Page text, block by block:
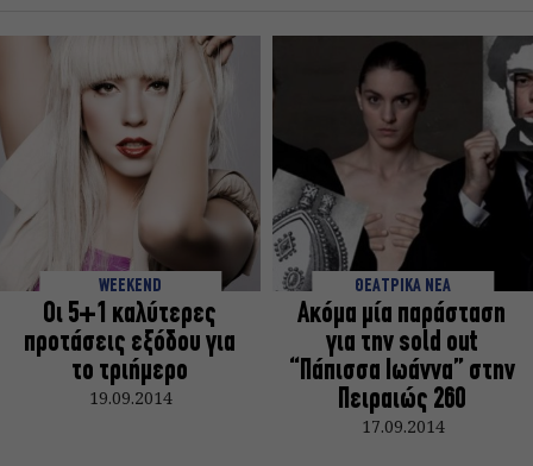
WEEKEND
Oι 5+1 καλύτερες
προτάσεις εξόδου για
το τριήμερο
19.09.2014
ΘΕΑΤΡΙΚΑ ΝΕΑ
Ακόμα μία παράσταση
για την sold out
“Πάπισσα Ιωάννα” στην
Πειραιώς 260
17.09.2014